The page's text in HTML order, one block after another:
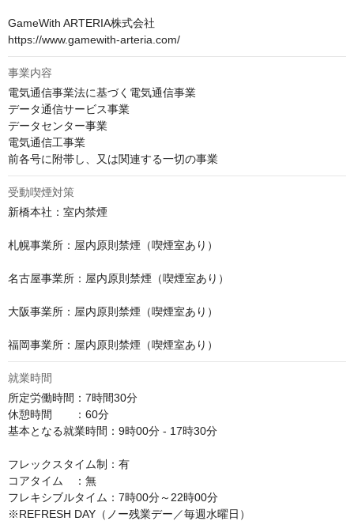
GameWith ARTERIA株式会社
https://www.gamewith-arteria.com/
事業内容
電気通信事業法に基づく電気通信事業
データ通信サービス事業
データセンター事業
電気通信工事業
前各号に附帯し、又は関連する一切の事業
受動喫煙対策
新橋本社：室内禁煙
札幌事業所：屋内原則禁煙（喫煙室あり）
名古屋事業所：屋内原則禁煙（喫煙室あり）
大阪事業所：屋内原則禁煙（喫煙室あり）
福岡事業所：屋内原則禁煙（喫煙室あり）
就業時間
所定労働時間：7時間30分
休憩時間　　：60分
基本となる就業時間：9時00分 - 17時30分
フレックスタイム制：有
コアタイム　：無
フレキシブルタイム：7時00分～22時00分
※REFRESH DAY（ノー残業デー／毎週水曜日）